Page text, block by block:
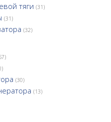
тяги (31)
(31)
(32)
(30)
(13)